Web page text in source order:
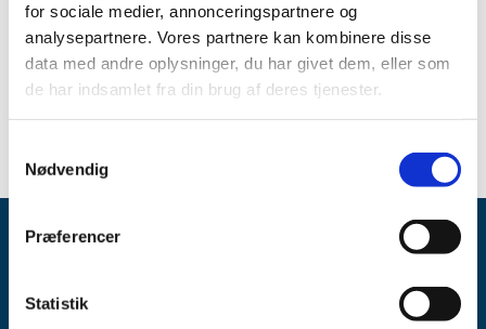
for sociale medier, annonceringspartnere og
analysepartnere. Vores partnere kan kombinere disse
data med andre oplysninger, du har givet dem, eller som
de har indsamlet fra din brug af deres tjenester.
Nødvendig
Præferencer
Statistik
Emner
Udnævnelser til apoteker